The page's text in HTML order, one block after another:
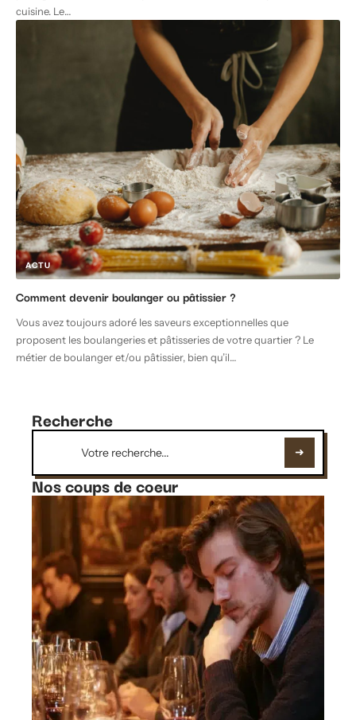
cuisine. Le…
ACTU
Comment devenir boulanger ou pâtissier ?
Vous avez toujours adoré les saveurs exceptionnelles que
proposent les boulangeries et pâtisseries de votre quartier ? Le
métier de boulanger et/ou pâtissier, bien qu’il…
Recherche
Nos coups de coeur